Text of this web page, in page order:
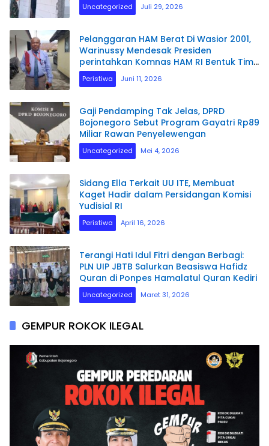
Uncategorized Juli 29, 2026
Pelanggaran HAM Berat Di Wasior 2001,
Warinussy Mendesak Presiden
perintahkan Komnas HAM RI Bentuk Tim
Penyelidikan.
Peristiwa Juni 11, 2026
Gaji Pendamping Tak Jelas, DPRD
Bojonegoro Sebut Program Gayatri Rp89
Miliar Rawan Penyelewengan
Uncategorized Mei 4, 2026
Sidang Ella Terkait UU ITE, Membuat
Kaget Hadir dalam Persidangan Komisi
Yudisial RI
Peristiwa April 16, 2026
Terangi Hati Idul Fitri dengan Berbagi:
PLN UIP JBTB Salurkan Beasiswa Hafidz
Quran di Ponpes Hamalatul Quran Kediri
Uncategorized Maret 31, 2026
GEMPUR ROKOK ILEGAL